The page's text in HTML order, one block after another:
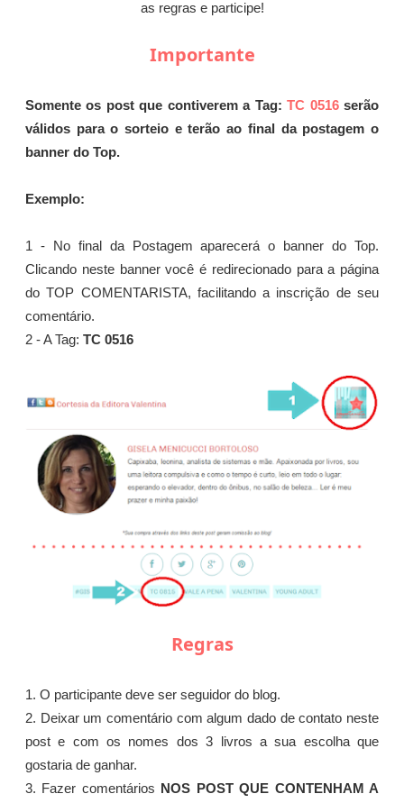
as regras e participe!
Importante
Somente os post que contiverem a Tag:TC 0516serão
válidos para o sorteio e terão ao final da postagem o
banner do Top.
Exemplo:
1 - No final da Postagem aparecerá o banner do Top.
Clicando neste banner você é redirecionado para a página
do TOP COMENTARISTA, facilitando a inscrição de seu
comentário.
2 - A Tag: TC 0516
Regras
1. O participante deve ser seguidor do blog.
2. Deixar um comentário com algum dado de contato neste
post e com os nomes dos 3 livros a sua escolha que
gostaria de ganhar.
3. Fazer comentários NOS POST QUE CONTENHAM A